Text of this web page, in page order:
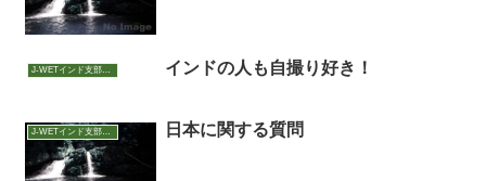
J-WETインド支部～ヨガのこころ～ インドの人も自撮り好き！
J-WETインド支部～ヨガのこころ～ 日本に関する質問